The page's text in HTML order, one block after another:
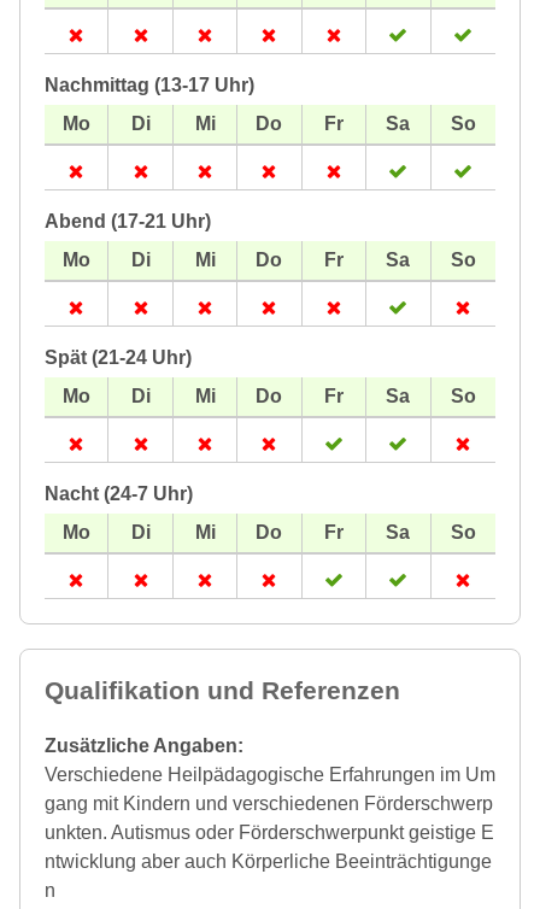
Nachmittag (13-17 Uhr)
Abend (17-21 Uhr)
Spät (21-24 Uhr)
Nacht (24-7 Uhr)
Qualifikation und Referenzen
Zusätzliche Angaben:
Verschiedene Heilpädagogische Erfahrungen im Um
gang mit Kindern und verschiedenen Förderschwerp
unkten. Autismus oder Förderschwerpunkt geistige E
ntwicklung aber auch Körperliche Beeinträchtigunge
n